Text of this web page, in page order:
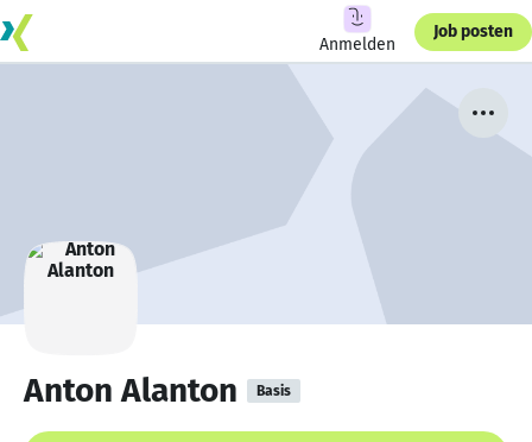
Anmelden
Job posten
Anton Alanton Basis